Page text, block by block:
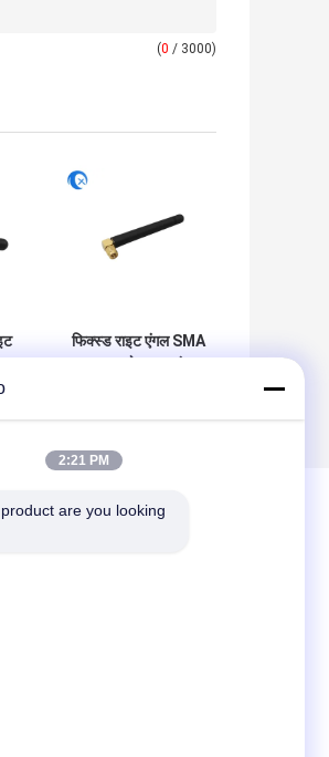
(0 / 3000)
फिक्स्ड राइट एंगल SMA
2:21 PM
are you looking